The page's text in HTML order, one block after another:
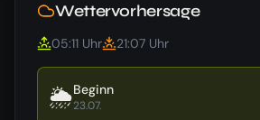
Wettervorhersage
05:11 Uhr 21:07 Uhr
🌦️Beginn
23.07.